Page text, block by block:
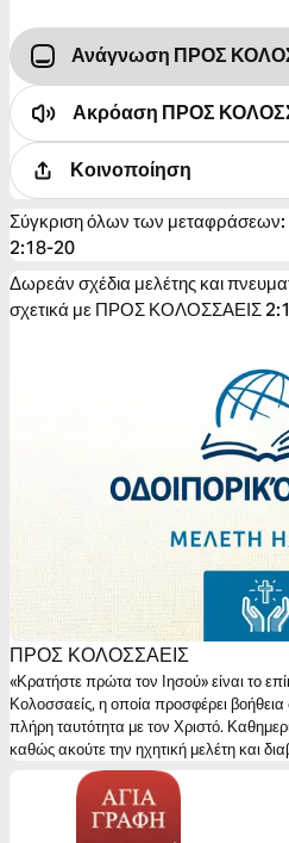
Ανάγνωση ΠΡΟΣ
Ακρόαση ΠΡΟΣ
Κοινοποίηση
Σύγκριση όλων των μεταφράσεων:
2:18-20
Δωρεάν σχέδια μελέτης και
σχετικά με ΠΡΟΣ ΚΟΛΟΣΣΑΕΙΣ
ΠΡΟΣ ΚΟΛΟΣΣΑΕΙΣ
«Κρατήστε πρώτα τον Ιησού» είναι το
Κολοσσαείς, η οποία προσφέρει
πλήρη ταυτότητα με τον Χριστό.
καθώς ακούτε την ηχητική μελέτη και
τον λόγο του Θεού.